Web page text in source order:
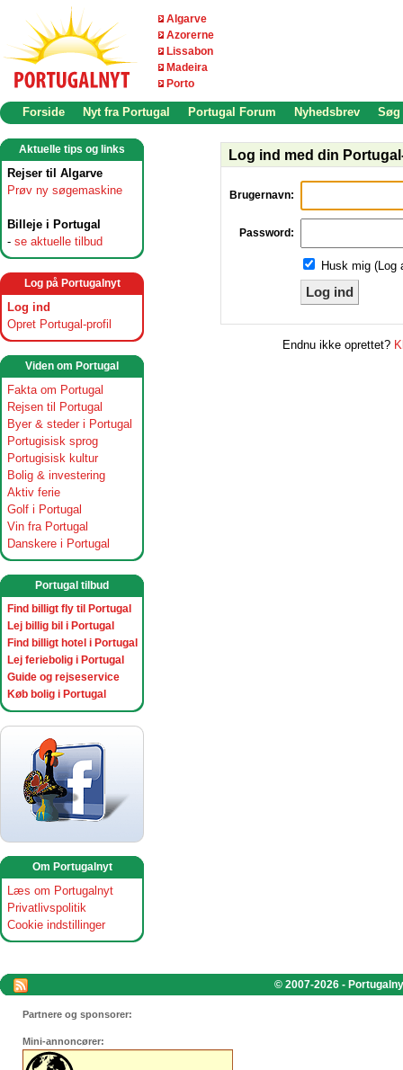
Algarve
Azorerne
Lissabon
Madeira
Porto
Forside Nyt fra Portugal Portugal Forum Nyhedsbrev Søg
Aktuelle tips og links
Rejser til Algarve
Prøv ny søgemaskine
Billeje i Portugal
- se aktuelle tilbud
Log på Portugalnyt
Log ind
Opret Portugal-profil
Viden om Portugal
Fakta om Portugal
Rejsen til Portugal
Byer & steder i Portugal
Portugisisk sprog
Portugisisk kultur
Bolig & investering
Aktiv ferie
Golf i Portugal
Vin fra Portugal
Danskere i Portugal
Portugal tilbud
Find billigt fly til Portugal
Lej billig bil i Portugal
Find billigt hotel i Portugal
Lej feriebolig i Portugal
Guide og rejseservice
Køb bolig i Portugal
Om Portugalnyt
Læs om Portugalnyt
Privatlivspolitik
Cookie indstillinger
Log ind med din
Brugernavn:
Password:
Husk mig (Log
Log ind
Endnu ikke oprettet?
© 2007-2026 -
Partnere og sponsorer:
Mini-annoncører: